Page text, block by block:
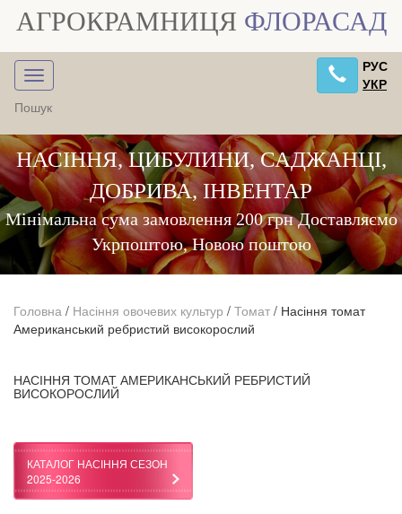
АГРОКРАМНИЦЯ ФЛОРАСАД
РУС
УКР
НАСІННЯ, ЦИБУЛИНИ, САДЖАНЦІ,
ДОБРИВА, ІНВЕНТАР
Мінімальна сума замовлення 200 грн Доставляємо
Укрпоштою, Новою поштою
Головна / Насіння овочевих культур / Томат / Насіння томат
Американський ребристий високорослий
НАСІННЯ ТОМАТ АМЕРИКАНСЬКИЙ РЕБРИСТИЙ
ВИСОКОРОСЛИЙ
КАТАЛОГ НАСІННЯ СЕЗОН
2025-2026